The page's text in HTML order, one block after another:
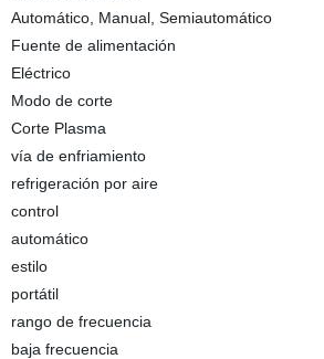
Automático, Manual, Semiautomático
Fuente de alimentación
Eléctrico
Modo de corte
Corte Plasma
vía de enfriamiento
refrigeración por aire
control
automático
estilo
portátil
rango de frecuencia
baja frecuencia